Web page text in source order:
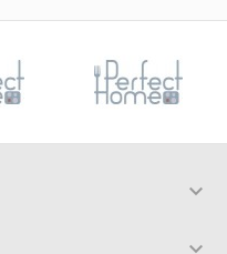
